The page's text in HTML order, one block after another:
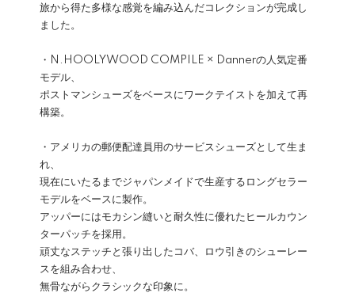
旅から得た多様な感覚を編み込んだコレクションが完成し
ました。
・N.HOOLYWOOD COMPILE × Dannerの人気定番
モデル、
ポストマンシューズをベースにワークテイストを加えて再
構築。
・アメリカの郵便配達員用のサービスシューズとして生ま
れ、
現在にいたるまでジャパンメイドで生産するロングセラー
モデルをベースに製作。
アッパーにはモカシン縫いと耐久性に優れたヒールカウン
ターパッチを採用。
頑丈なステッチと張り出したコバ、ロウ引きのシューレー
スを組み合わせ、
無骨ながらクラシックな印象に。